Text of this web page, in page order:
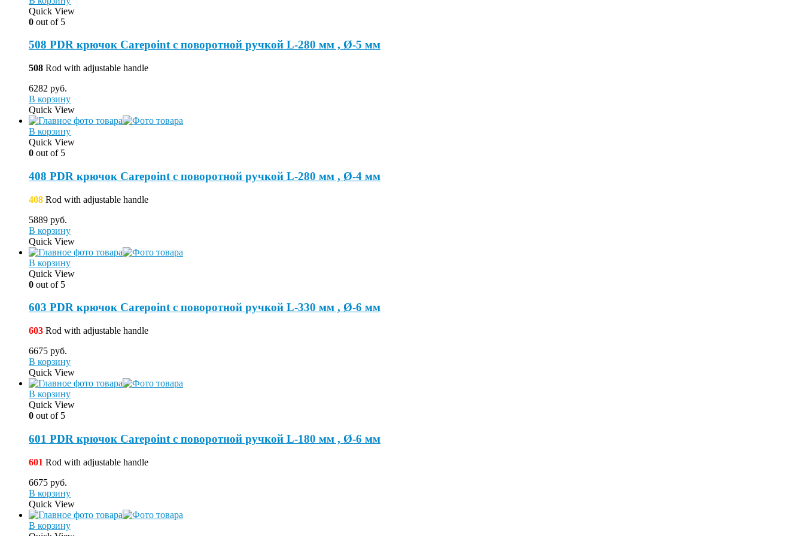
Quick View
0 out of 5
508 PDR крючок Carepoint с поворотной ручкой L-280 мм , Ø-5 мм
508 Rod with adjustable handle
6282 руб.
В корзину
Quick View
В корзину
Quick View
0 out of 5
408 PDR крючок Carepoint с поворотной ручкой L-280 мм , Ø-4 мм
408 Rod with adjustable handle
5889 руб.
В корзину
Quick View
В корзину
Quick View
0 out of 5
603 PDR крючок Carepoint с поворотной ручкой L-330 мм , Ø-6 мм
603 Rod with adjustable handle
6675 руб.
В корзину
Quick View
В корзину
Quick View
0 out of 5
601 PDR крючок Carepoint с поворотной ручкой L-180 мм , Ø-6 мм
601 Rod with adjustable handle
6675 руб.
В корзину
Quick View
В корзину